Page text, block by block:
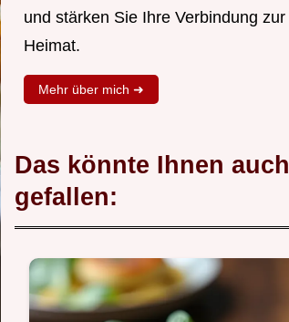
und stärken Sie Ihre Verbindung zur
Heimat.
Mehr über mich ➜
Das könnte Ihnen auch
gefallen: